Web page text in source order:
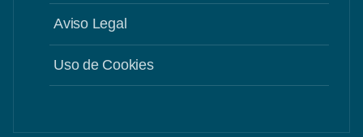
Aviso Legal
Uso de Cookies